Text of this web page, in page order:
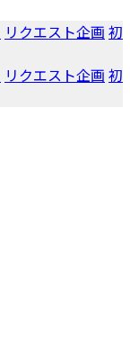
リクエスト企画 初
リクエスト企画 初